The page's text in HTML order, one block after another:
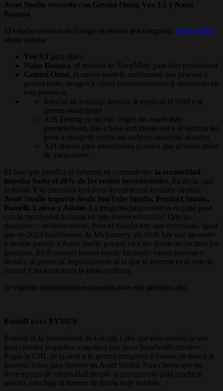
Asset Studio reescrito con Gemini Omni, Veo 3.1 y Nano
Banana
El estudio creativo de Google se rehace por completo. Asset Studio
ahora integra:
Veo 3.1
para vídeo
Nano Banana , el modelo de DeepMind para foto profesional
Gemini Omni , el nuevo modelo multimodal que procesa y
genera texto, imagen y vídeo simultáneamente y anunciado en
esta ponencia.
Interfaz en lenguaje natural: le explicas el brief y te
genera variaciones
A/B Testing en un clic: eliges los assets más
prometedores, das a Save and create test y el sistema los
pone a competir contra tus mejores anuncios actuales
API abierta para anunciantes grandes que generen miles
de variaciones
El dato que justifica el esfuerzo es contundente: la creatividad
impulsa hasta el 49% de las ventas incrementales . Es decir, casi
la mitad. Y la conexión con otras herramientas también cambia:
Asset Studio importa desde YouTube Studio, Product Studio,
Pomelli, Canva y Adobe. La pregunta para nosotros es ¿qué pasa
con la creatividad humana en este nuevo escenario? Que no
desaparece, evidentemente. Pero el dragón hay que entrenarlo. Igual
que en 2023 hablábamos de Midjourney, en 2026 hay que aprender
a sacarle partido a Asset Studio porque va a ser donde se cocinen los
anuncios. En Runroom hemos estado haciendo varias pruebas y
destaca su potencia, especialmente si lo que te interesa es el time to
market y no tanto tener la pieza perfecta.
Se esperan actualizaciones potentes para este próximo año.
Pomelli para PYMES
Pomelli es la herramienta de Google Labs que más sentido le veo
para clientes pequeños o equipos con poco bandwidth creativo.
Pegas la URL de la web y te genera imágenes y vídeos on-brand al
instante, listos para insertar en Asset Studio. Para cliente que no
tiene equipo de creatividad propio ni presupuesto para producir
mucho, esto baja la barrera de forma muy notable.